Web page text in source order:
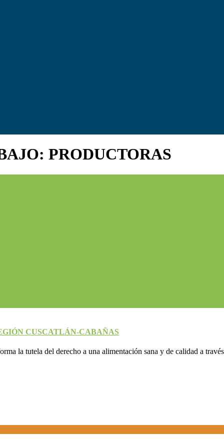
PRODUCTORAS
CUSCATLÁN-CABAÑAS
la tutela del derecho a una alimentación sana y de calidad a través